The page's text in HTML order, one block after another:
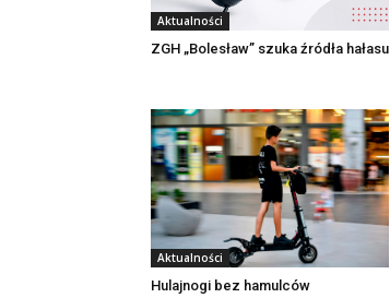
Aktualności
ZGH „Bolesław” szuka źródła hałasu
Aktualności
Hulajnogi bez hamulców